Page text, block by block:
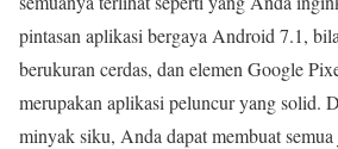
pintasan aplikasi bergaya Android 7.1,
berukuran cerdas, dan elemen Google
merupakan aplikasi peluncur yang solid.
minyak siku, Anda dapat membuat